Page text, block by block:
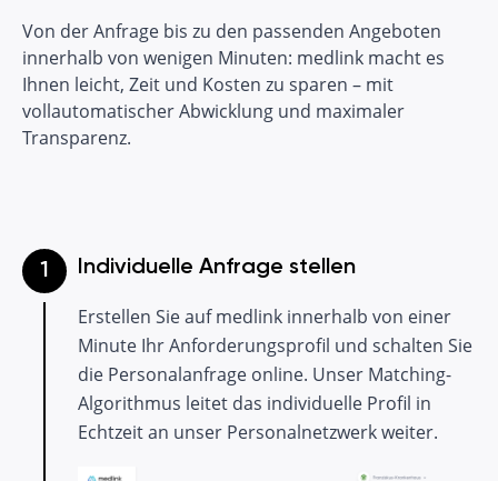
Von der Anfrage bis zu den passenden Angeboten
innerhalb von wenigen Minuten: medlink macht es
Ihnen leicht, Zeit und Kosten zu sparen – mit
vollautomatischer Abwicklung und maximaler
Transparenz.
Individuelle Anfrage stellen
Erstellen Sie auf medlink innerhalb von einer
Minute Ihr Anforderungsprofil und schalten Sie
die Personalanfrage online. Unser Matching-
Algorithmus leitet das individuelle Profil in
Echtzeit an unser Personalnetzwerk weiter.